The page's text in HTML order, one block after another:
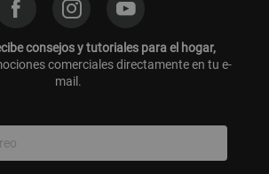
consejos y tutoriales para el hogar,
comerciales directamente en tu e-
mail.